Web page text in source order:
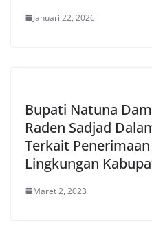
Januari 22, 2026
Bupati Natuna
Raden Sadjad
Terkait
Lingkungan
Maret 2, 2023